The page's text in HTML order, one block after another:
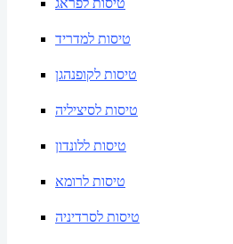
טיסות לפראג
טיסות למדריד
טיסות לקופנהגן
טיסות לסיציליה
טיסות ללונדון
טיסות לרומא
טיסות לסרדיניה